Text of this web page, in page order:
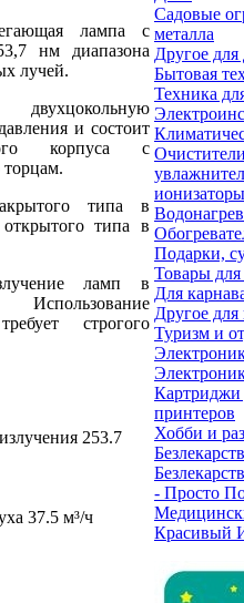
лампа с
нм диапазона
лучей.
и состоит
корпуса с
типа в
типа в
ламп в
строгого
253.7
37.5 м³/ч
Садовые
металла
Другое для
Бытовая
Техника
Подарки,
Товары для
Для
Другое для
Туризм и
Картриджи
принтеров
Хобби и
- Просто
Красивый